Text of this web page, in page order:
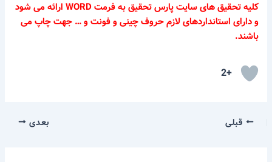
کلیه تحقیق های سایت پارس تحقیق به فرمت WORD ارائه می شود
و دارای استانداردهای لازم حروف چینی و فونت و … جهت چاپ می
باشند.
+2
قبلی بعدی